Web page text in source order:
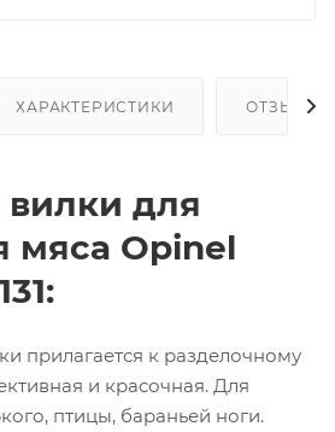
ХАРАКТЕРИСТИКИ ОТЗЫВЫ
для
мяса Opinel
прилагается к разделочному
и красочная. Для
птицы, бараньей ноги.